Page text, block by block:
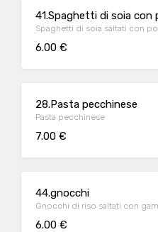
41.Spaghetti di soia con
Spaghetti di
6.00 €
28.Pasta pecchinese
Pasta pecchinese
7.00 €
44.gnocchi
Gnocchi di riso saltati con
6.00 €